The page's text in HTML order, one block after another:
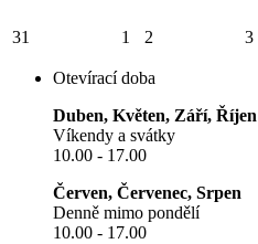
31 1 2 3
Otevírací doba
Duben, Květen, Září, Říjen
Víkendy a svátky
10.00 - 17.00
Červen, Červenec, Srpen
Denně mimo pondělí
10.00 - 17.00